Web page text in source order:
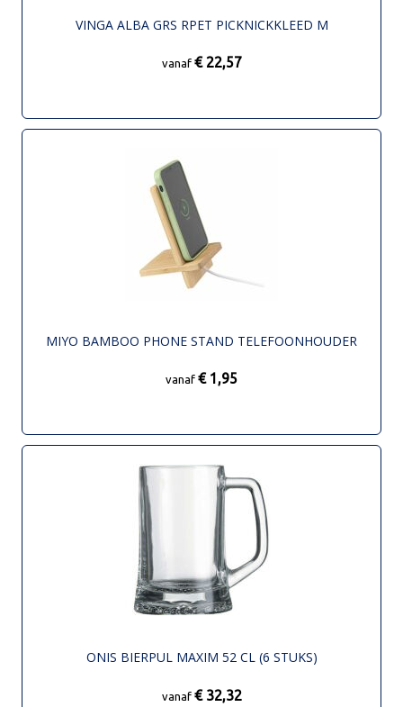
VINGA ALBA GRS RPET PICKNICKKLEED M
vanaf € 22,57
MIYO BAMBOO PHONE STAND TELEFOONHOUDER
vanaf € 1,95
ONIS BIERPUL MAXIM 52 CL (6 STUKS)
vanaf € 32,32